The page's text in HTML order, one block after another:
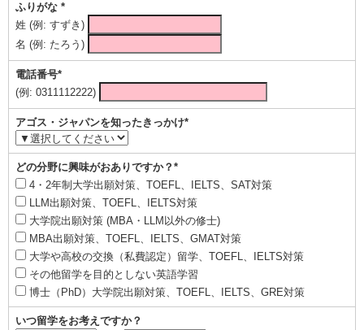
ふりがな *
姓 (例: すずき)
名 (例: たろう)
電話番号*
(例: 0311112222)
アゴス・ジャパンを知ったきっかけ*
どの分野に興味がおありですか？*
4・2年制大学出願対策、TOEFL、IELTS、SAT対策
LLM出願対策、TOEFL、IELTS対策
大学院出願対策 (MBA・LLM以外の修士)
MBA出願対策、TOEFL、IELTS、GMAT対策
大学や高校の交換（私費認定）留学、TOEFL、IELTS対策
その他留学を目的としない英語学習
博士（PhD）大学院出願対策、TOEFL、IELTS、GRE対策
いつ留学をお考えですか？